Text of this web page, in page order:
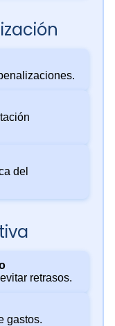
del
retrasos.
gastos.